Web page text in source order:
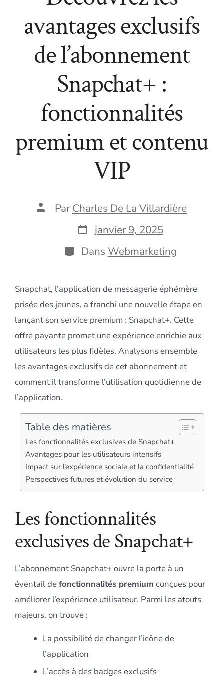
avantages exclusifs
de l’abonnement
Snapchat+ :
fonctionnalités
premium et contenu
VIP
Auteur
publication
ParCharles De La Villardière
Date
de
publication
janvier 9, 2025
Catégories
Dans Webmarketing
Snapchat, l’application de messagerie éphémère
prisée des jeunes, a franchi une nouvelle étape en
lançant son service premium : Snapchat+. Cette
offre payante promet une expérience enrichie aux
utilisateurs les plus fidèles. Analysons ensemble
les avantages exclusifs de cet abonnement et
comment il transforme l’utilisation quotidienne de
l’application.
Table des matières
Les fonctionnalités exclusives de Snapchat+
Avantages pour les utilisateurs intensifs
Impact sur l’expérience sociale et la confidentialité
Perspectives futures et évolution du service
Les fonctionnalités
exclusives de Snapchat+
L’abonnement Snapchat+ ouvre la porte à un
éventail defonctionnalités premium conçues pour
améliorer l’expérience utilisateur. Parmi les atouts
majeurs, on trouve :
La possibilité de changer l’icône de
l’application
L’accès à des badges exclusifs